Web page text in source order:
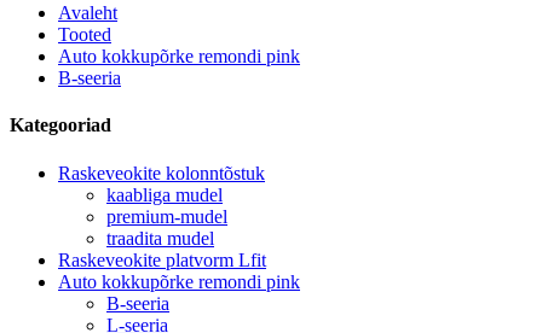
Avaleht
Tooted
Auto kokkupõrke remondi pink
B-seeria
Kategooriad
Raskeveokite kolonntõstuk
kaabliga mudel
premium-mudel
traadita mudel
Raskeveokite platvorm Lfit
Auto kokkupõrke remondi pink
B-seeria
L-seeria